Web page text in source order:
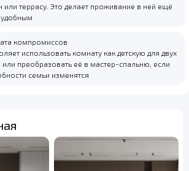
или террасу. Это делает проживание в ней ещё
компромиссов
использовать комнату как детскую для двух
или преобразовать её в мастер-спальню, если
семьи изменятся